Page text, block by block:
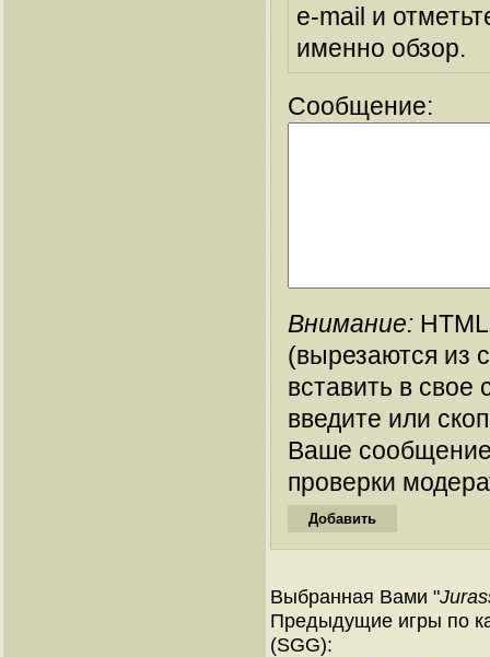
e-mail и
именно обзор.
Сообщение:
Внимание:
(вырезаются из
вставить в
введите или
Ваше
проверки
Выбранная Вами "
Предыдущие игры по
(SGG):